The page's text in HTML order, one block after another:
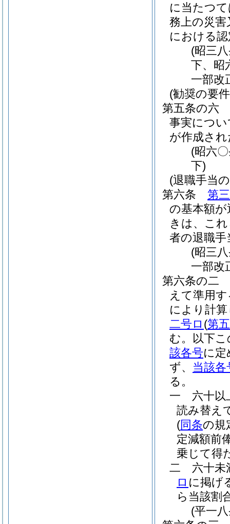
に当たつ
務上の災
における
(昭三
下、昭
一部改
(勧奨の要
第五条の六
事実につ
が作成さ
(昭六
下)
(退職手当
第六条
第
の基本額
きは、こ
者の退職
(昭三
一部改
第六条の二
えて準用
により計
二号ロ (第
む。以下
該各号に
ず、 当該各
る。
一
六十
読み替え
(同条の規
定減額前
乗じて得
二
六十
ロ に掲げ
ら当該割
(平一